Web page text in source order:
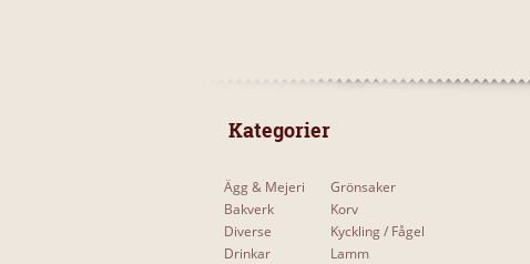
Kategorier
Ägg & Mejeri
Bakverk
Diverse
Drinkar
Grönsaker
Korv
Kyckling / Fågel
Lamm